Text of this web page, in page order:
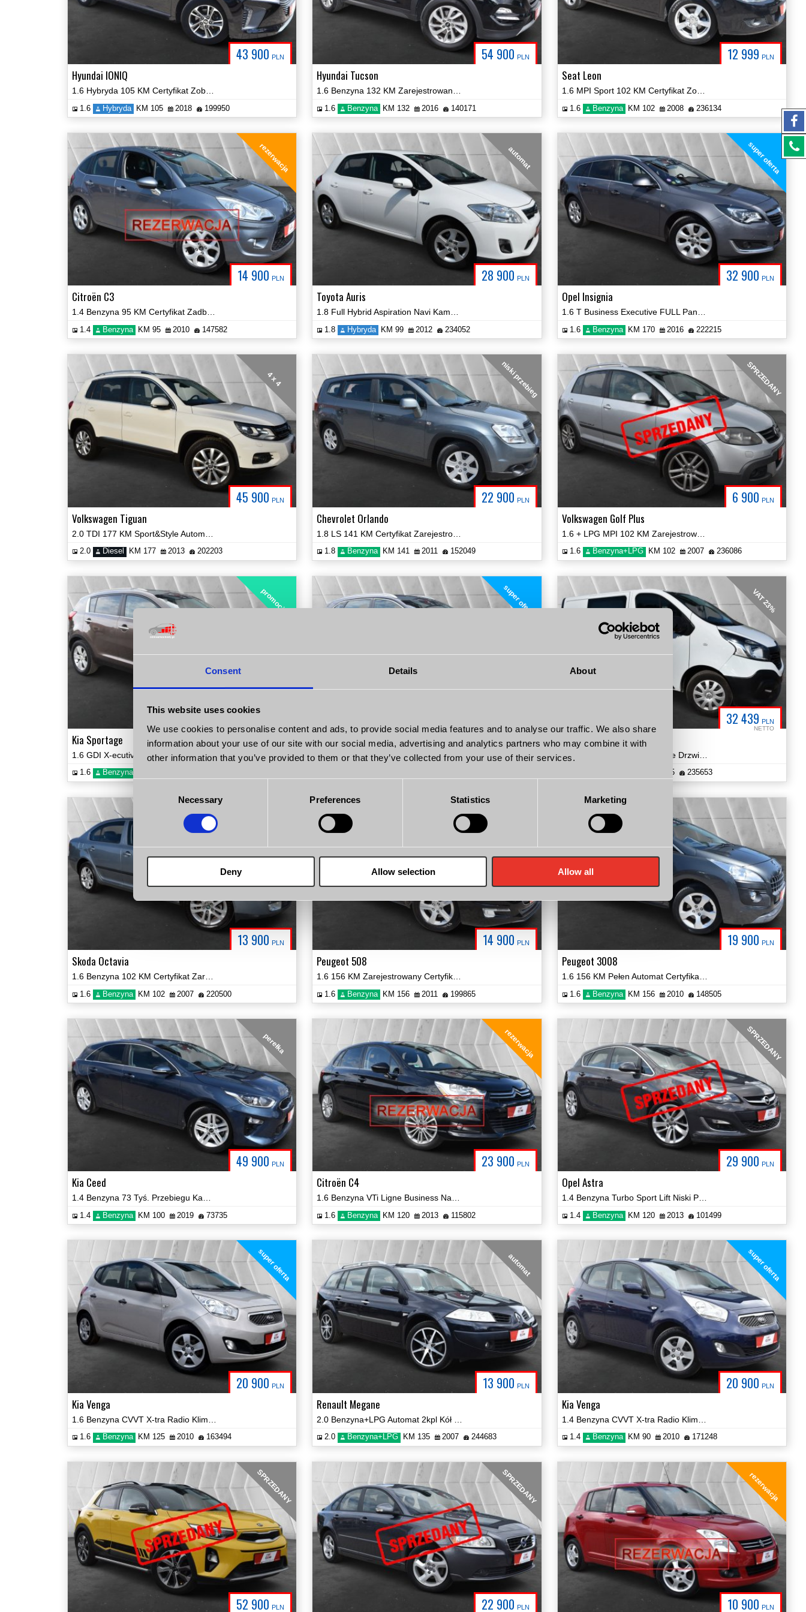
Consent Details About
This website uses cookies
We use cookies to personalise content and ads, to provide social media features and to analyse our traffic. We also share
information about your use of our site with our social media, advertising and analytics partners who may combine it with
other information that you’ve provided to them or that they’ve collected from your use of their services.
Selection
Necessary Preferences Statistics Marketing
Deny Allow selection Allow all
43 900 PLN
Hyundai IONIQ
1.6 Hybryda 105 KM Certyfikat Zobacz!
1.6 Hybryda KM 105 2018 199950
54 900 PLN
Hyundai Tucson
1.6 Benzyna 132 KM Zarejestrowany Zobacz!
1.6 Benzyna KM 132 2016 140171
12 999 PLN
Seat Leon
1.6 MPI Sport 102 KM Certyfikat Zobacz!
1.6 Benzyna KM 102 2008 236134
14 900 PLN
rezerwacja
Citroën C3
1.4 Benzyna 95 KM Certyfikat Zadbany Zobacz!
1.4 Benzyna KM 95 2010 147582
28 900 PLN
automat
Toyota Auris
1.8 Full Hybrid Aspiration Navi Kamera Cerfyfikat Zobacz!
1.8 Hybryda KM 99 2012 234052
32 900 PLN
super oferta
Opel Insignia
1.6 T Business Executive FULL Panorama BOSE Certyfikat Zobacz!
1.6 Benzyna KM 170 2016 222215
45 900 PLN
4 x 4
Volkswagen Tiguan
2.0 Diesel KM 177 2013 202203
22 900 PLN
niski przebieg
Chevrolet Orlando
1.8 Benzyna KM 141 2011 152049
6 900 PLN
SPRZEDANY
Volkswagen Golf Plus
1.6 + LPG MPI 102 KM Zarejestrowany Zobacz!
1.6 Benzyna+LPG KM 102 2007 236086
30 900
promocja
Kia Sportage
1.6 GDI X-ecutive Kamera Certyfikat Zobacz!
1.6 Benzyna
super oferta
Kia Niro
1.6 GDi Hybrid First Edition Certyfikat Zobacz!
32 439 PLN
NETTO
VAT 23%
Renault Trafic
1.6 Diesel 120 KM 2x Suwane Drzwi NAVI Certyfikat Energy
2015 235653
13 900 PLN
Skoda Octavia
1.6 Benzyna KM 102 2007 220500
14 900 PLN
Peugeot 508
1.6 Benzyna KM 156 2011 199865
19 900 PLN
Peugeot 3008
1.6 Benzyna KM 156 2010 148505
49 900 PLN
perełka
Kia Ceed
1.4 Benzyna 73 Tyś. Przebiegu Kamera NAVI Zobacz!
1.4 Benzyna KM 100 2019 73735
23 900 PLN
rezerwacja
Citroën C4
1.6 Benzyna VTi Ligne Business Navi Hak Certyfikat Prezentacja Video!
1.6 Benzyna KM 120 2013 115802
29 900 PLN
SPRZEDANY
Opel Astra
1.4 Benzyna Turbo Sport Lift Niski Przebieg Certyfikat Video!
1.4 Benzyna KM 120 2013 101499
20 900 PLN
super oferta
Kia Venga
1.6 Benzyna KM 125 2010 163494
13 900 PLN
automat
Renault Megane
2.0 Benzyna+LPG KM 135 2007 244683
20 900 PLN
super oferta
Kia Venga
1.4 Benzyna KM 90 2010 171248
52 900 PLN
SPRZEDANY
22 900 PLN
SPRZEDANY
10 900 PLN
rezerwacja